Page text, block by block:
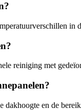
reiniging met
dakhoogte en de